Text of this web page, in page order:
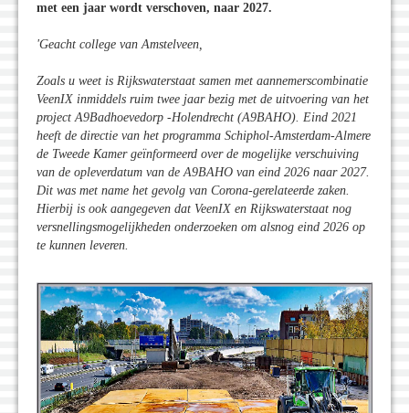
met een jaar wordt verschoven, naar 2027.
'Geacht college van Amstelveen,
Zoals u weet is Rijkswaterstaat samen met aannemerscombinatie
VeenIX inmiddels ruim twee jaar bezig met de uitvoering van het
project A9Badhoevedorp -Holendrecht (A9BAHO). Eind 2021
heeft de directie van het programma Schiphol-Amsterdam-Almere
de Tweede Kamer geïnformeerd over de mogelijke verschuiving
van de opleverdatum van de A9BAHO van eind 2026 naar 2027.
Dit was met name het gevolg van Corona-gerelateerde zaken.
Hierbij is ook aangegeven dat VeenIX en Rijkswaterstaat nog
versnellingsmogelijkheden onderzoeken om alsnog eind 2026 op
te kunnen leveren.